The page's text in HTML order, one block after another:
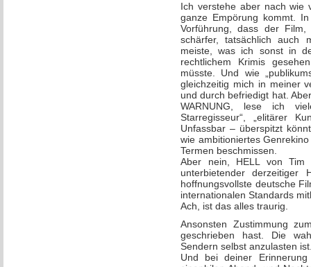
Ich verstehe aber nach wie
ganze Empörung kommt.
Vorführung, dass der
schärfer, tatsächlich auch
meiste, was ich sonst in
rechtlichem Krimis
müsste. Und wie
gleichzeitig mich in meiner
und durch befriedigt hat.
WARNUNG, lese ich
Starregisseur“, „elitärer
Unfassbar – überspitzt
wie ambitioniertes
Termen beschmissen.
Aber nein, HELL von Tim
unterbietender derzeitiger
hoffnungsvollste deutsche
internationalen Standards
Ach, ist das alles traurig.
Ansonsten Zustimmung
geschrieben hast. Die
Sendern selbst anzulasten
Und bei deiner